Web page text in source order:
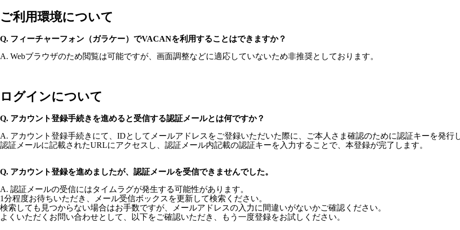
ご利用環境について
Q. フィーチャーフォン（ガラケー）でVACANを利用することはできますか？
A. Webブラウザのため閲覧は可能ですが、画面調整などに適応していないため非推奨としております。
ログインについて
Q. アカウント登録手続きを進めると受信する認証メールとは何ですか？
A. アカウント登録手続きにて、IDとしてメールアドレスをご登録いただいた際に、ご本人さま確認のために認証キーを発行
認証メールに記載されたURLにアクセスし、認証メール内記載の認証キーを入力することで、本登録が完了します。
Q. アカウント登録を進めましたが、認証メールを受信できませんでした。
A. 認証メールの受信にはタイムラグが発生する可能性があります。
1分程度お待ちいただき、メール受信ボックスを更新して検索ください。
検索しても見つからない場合はお手数ですが、メールアドレスの入力に間違いがないかご確認ください。
よくいただくお問い合わせとして、以下をご確認いただき、もう一度登録をお試しください。